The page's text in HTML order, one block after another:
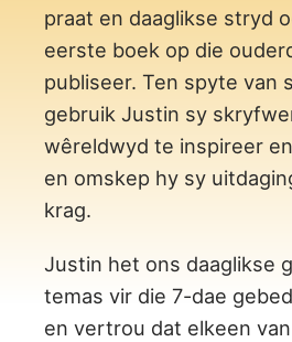
praat en daaglikse stryd
eerste boek op die
publiseer. Ten spyte van
gebruik Justin sy
wêreldwyd te inspireer
en omskep hy sy
krag.
Justin het ons daaglikse
temas vir die 7-dae
en vertrou dat elkeen